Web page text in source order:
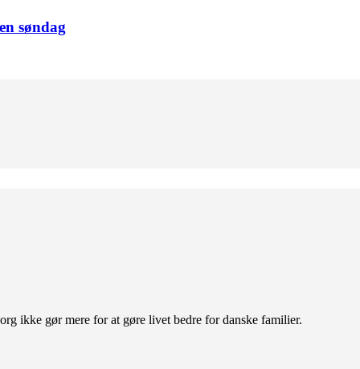
søndag
ikke gør mere for at gøre livet bedre for danske familier.